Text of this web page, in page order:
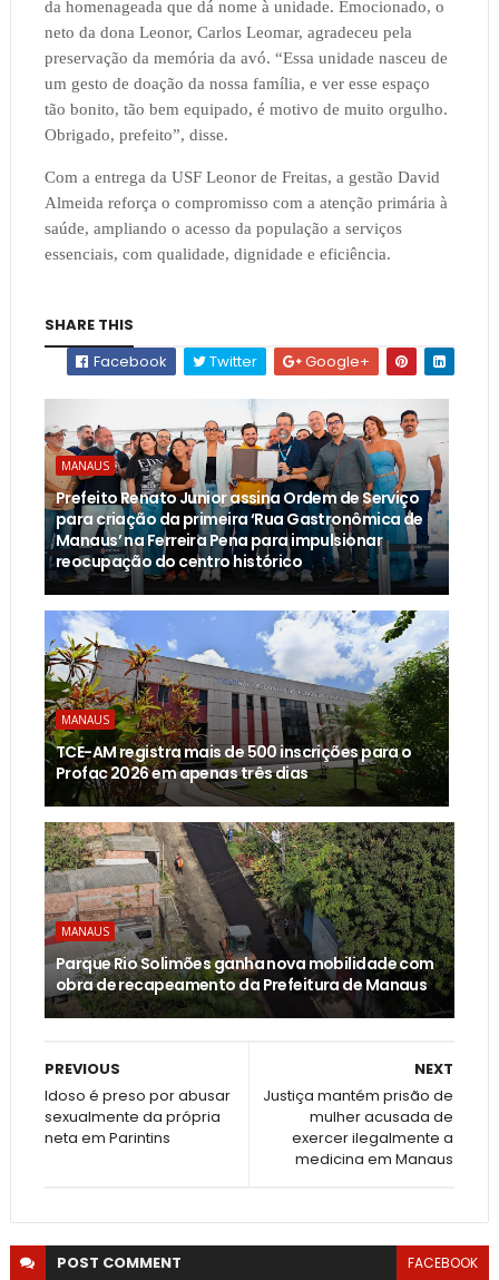
da homenageada que dá nome à unidade. Emocionado, o
neto da dona Leonor, Carlos Leomar, agradeceu pela
preservação da memória da avó. “Essa unidade nasceu de
um gesto de doação da nossa família, e ver esse espaço
tão bonito, tão bem equipado, é motivo de muito orgulho.
Obrigado, prefeito”, disse.
Com a entrega da USF Leonor de Freitas, a gestão David
Almeida reforça o compromisso com a atenção primária à
saúde, ampliando o acesso da população a serviços
essenciais, com qualidade, dignidade e eficiência.
SHARE THIS
Facebook
Twitter Google+
MANAUS
Prefeito Renato Junior assina Ordem de Serviço
para criação da primeira ‘Rua Gastronômica de
Manaus’ na Ferreira Pena para impulsionar
reocupação do centro histórico
MANAUS
TCE-AM registra mais de 500 inscrições para o
Profac 2026 em apenas três dias
MANAUS
Parque Rio Solimões ganha nova mobilidade com
obra de recapeamento da Prefeitura de Manaus
NEXT
Justiça mantém prisão de
mulher acusada de
exercer ilegalmente a
medicina em Manaus
PREVIOUS
Idoso é preso por abusar
sexualmente da própria
neta em Parintins
POST COMMENT FACEBOOK